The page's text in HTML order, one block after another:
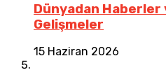
Dünyadan Haberler
Gelişmeler
15 Haziran 2026